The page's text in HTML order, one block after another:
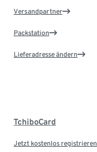
Versandpartner
Packstation
Lieferadresse ändern
TchiboCard
Jetzt kostenlos registrieren